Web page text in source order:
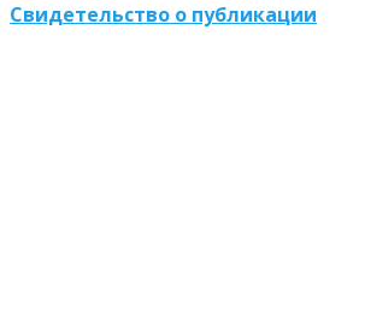
Свидетельство о публикации